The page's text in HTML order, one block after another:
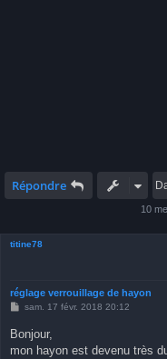
Répondre
10
titine78
réglage verrouillage de hayon
M
s
a
sam. 17 févr. 2018 20:12
Bonjour,
mon hayon est devenu très